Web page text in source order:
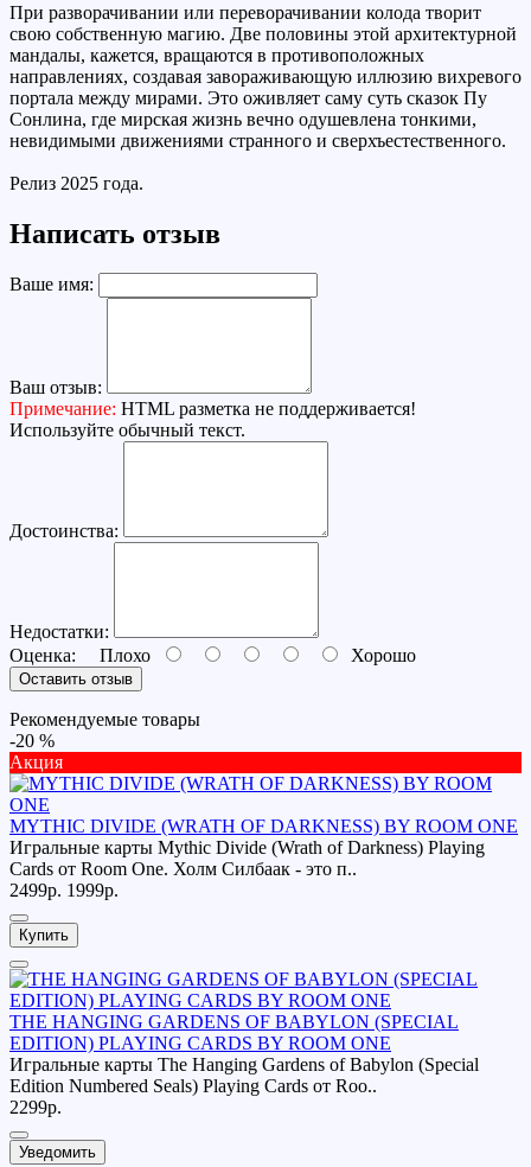
При разворачивании или переворачивании колода творит
свою собственную магию. Две половины этой архитектурной
мандалы, кажется, вращаются в противоположных
направлениях, создавая завораживающую иллюзию вихревого
портала между мирами. Это оживляет саму суть сказок Пу
Сонлина, где мирская жизнь вечно одушевлена ​​тонкими,
невидимыми движениями странного и сверхъестественного.
Релиз 2025 года.
Написать отзыв
Ваше имя:
Ваш отзыв:
Примечание: HTML разметка не поддерживается!
Используйте обычный текст.
Достоинства:
Недостатки:
Оценка: Плохо Хорошо
Оставить отзыв
Рекомендуемые товары
-20 %
Акция
MYTHIC DIVIDE (WRATH OF DARKNESS) BY ROOM ONE
Игральные карты Mythic Divide (Wrath of Darkness) Playing
Cards от Room One. Холм Силбаак - это п..
2499р. 1999р.
Купить
THE HANGING GARDENS OF BABYLON (SPECIAL
EDITION) PLAYING CARDS BY ROOM ONE
Игральные карты The Hanging Gardens of Babylon (Special
Edition Numbered Seals) Playing Cards от Roo..
2299р.
Уведомить